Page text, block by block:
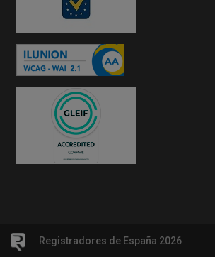
Registradores de España 2026